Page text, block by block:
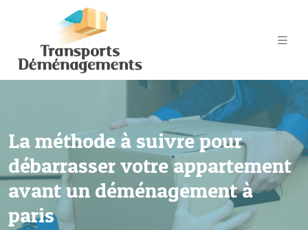
La méthode à suivre pour
débarrasser votre appartement
avant un déménagement à
paris